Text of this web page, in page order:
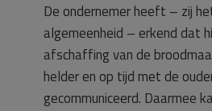
De ondernemer heeft – zij
algemeenheid – erkend dat
afschaffing van de
helder en op tijd met de
gecommuniceerd. Daarmee